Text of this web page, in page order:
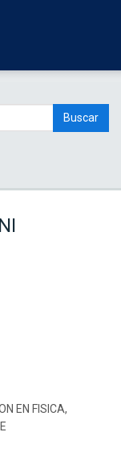
Buscar
EN FISICA,